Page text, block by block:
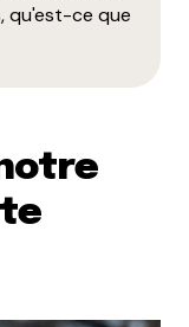
qu'est-ce que